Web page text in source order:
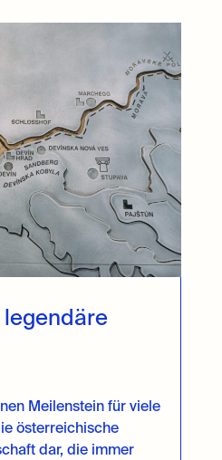
legendäre
Meilenstein für viele
österreichische
dar, die immer